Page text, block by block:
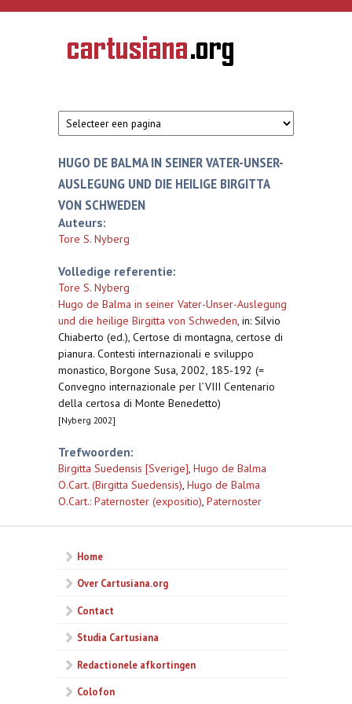
Overslaan en naar de inhoud gaan
CARTUSIANA
Geschiedenis
van de
HUGO DE BALMA IN SEINER VATER-UNSER-
AUSLEGUNG UND DIE HEILIGE BIRGITTA
VON SCHWEDEN
Auteurs:
Tore S. Nyberg
Volledige referentie:
Tore S. Nyberg
Hugo de Balma in seiner Vater-Unser-Auslegung
und die heilige Birgitta von Schweden, in: Silvio
Chiaberto (ed.), Certose di montagna, certose di
pianura. Contesti internazionali e sviluppo
monastico, Borgone Susa, 2002, 185-192 (=
Convegno internazionale per l’VIII Centenario
della certosa di Monte Benedetto)
[Nyberg 2002]
Trefwoorden:
Birgitta Suedensis [Sverige], Hugo de Balma
O.Cart. (Birgitta Suedensis), Hugo de Balma
O.Cart.: Paternoster (expositio), Paternoster
Home
Over Cartusiana.org
Contact
Studia Cartusiana
Redactionele afkortingen
Colofon